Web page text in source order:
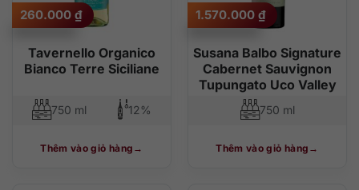
Tavernello Organico
Bianco Terre Siciliane
260.000 ₫
750 ml 12%
Thêm vào giỏ hàng
Susana Balbo Signature
Cabernet Sauvignon
Tupungato Uco Valley
1.570.000 ₫
750 ml
Thêm vào giỏ hàng